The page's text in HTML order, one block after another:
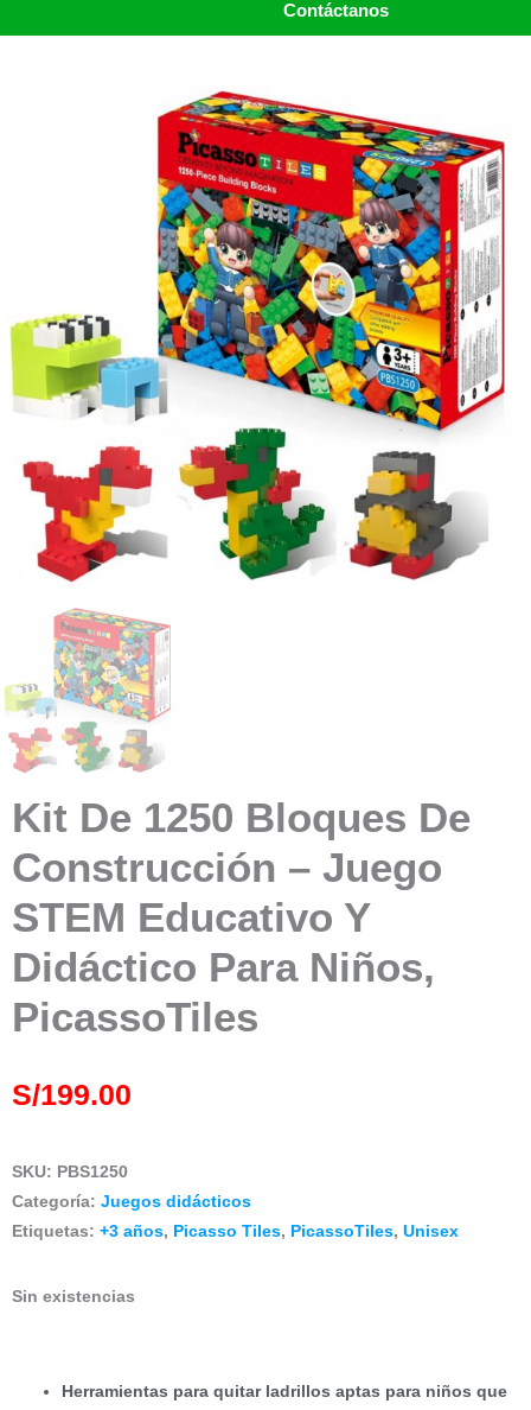
Contáctanos
Kit De 1250 Bloques De
Construcción – Juego
STEM Educativo Y
Didáctico Para Niños,
PicassoTiles
S/199.00
SKU: PBS1250
Categoría: Juegos didácticos
Etiquetas: +3 años, Picasso Tiles, PicassoTiles, Unisex
Sin existencias
Herramientas para quitar ladrillos aptas para niños que